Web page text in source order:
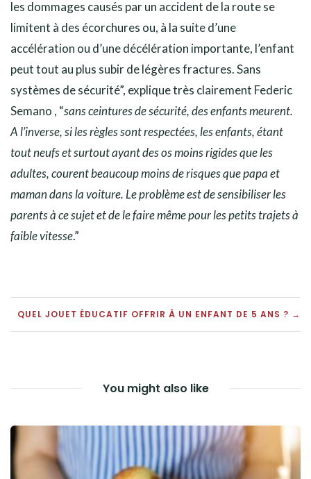
les dommages causés par un accident de la route se
limitent à des écorchures ou, à la suite d’une
accélération ou d’une décélération importante, l’enfant
peut tout au plus subir de légères fractures. Sans
systèmes de sécurité”, explique très clairement Federic
Semano , “sans ceintures de sécurité, des enfants meurent.
A l’inverse, si les règles sont respectées, les enfants, étant
tout neufs et surtout ayant des os moins rigides que les
adultes, courent beaucoup moins de risques que papa et
maman dans la voiture. Le problème est de sensibiliser les
parents à ce sujet et de le faire même pour les petits trajets à
faible vitesse.”
POST
QUEL JOUET ÉDUCATIF OFFRIR À UN ENFANT DE 5 ANS ? →
You might also like